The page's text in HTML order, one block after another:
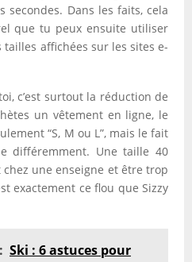
secondes. Dans les faits, cela
que tu peux ensuite utiliser
affichées sur les sites e-
c’est surtout la réduction de
un vêtement en ligne, le
“S, M ou L”, mais le fait
différemment. Une taille 40
une enseigne et être trop
exactement ce flou que Sizzy
Ski : 6 astuces pour